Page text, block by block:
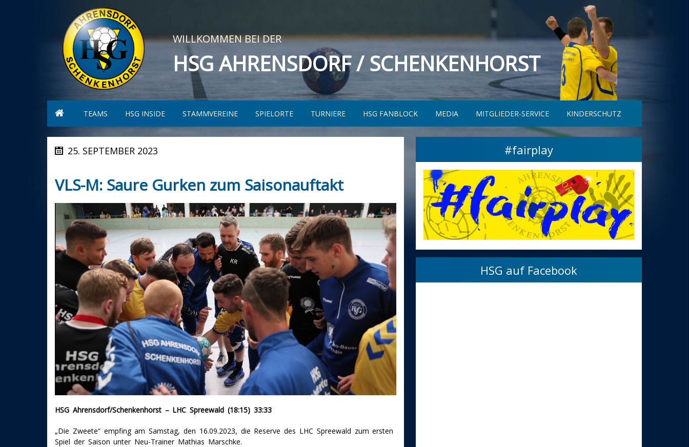
WILLKOMMEN BEI DER
HSG AHRENSDORF / SCHENKENHORST
TEAMS HSG INSIDE STAMMVEREINE SPIELORTE TURNIERE HSG FANBLOCK MEDIA MITGLIEDER-SERVICE KINDERSCHUTZ
25. SEPTEMBER 2023
VLS-M: Saure Gurken zum Saisonauftakt
HSG Ahrensdorf/Schenkenhorst – LHC Spreewald (18:15) 33:33
„Die Zweete“ empfing am Samstag, den 16.09.2023, die Reserve des LHC Spreewald zum ersten
Spiel der Saison unter Neu-Trainer Mathias Marschke.
#fairplay
HSG auf Facebook